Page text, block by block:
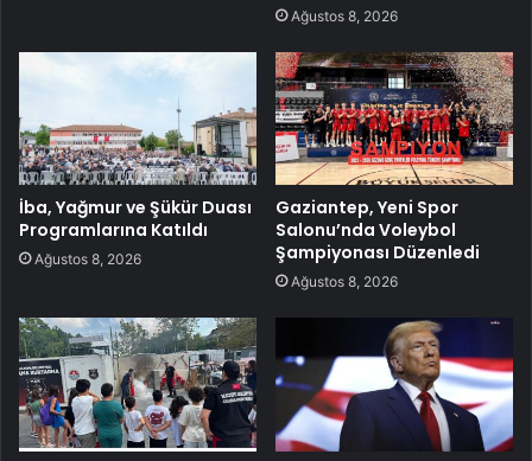
Ağustos 8, 2026
İba, Yağmur ve Şükür Duası
Programlarına Katıldı
Ağustos 8, 2026
Gaziantep, Yeni Spor
Salonu’nda Voleybol
Şampiyonası Düzenledi
Ağustos 8, 2026